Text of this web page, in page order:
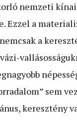
nemzeti
Ezzel a
a
sem
keresztény